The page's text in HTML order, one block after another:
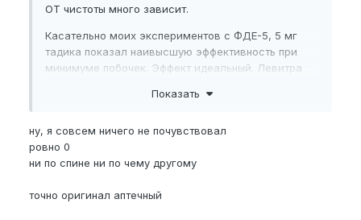
ОТ чистоты много зависит.
Касательно моих экспериментов с ФДЕ-5, 5 мг
тадика показал наивысшую эффективность при
минимуме побочек. Эффект идеальный. Левитра
Показать
ну, я совсем ничего не почувствовал
ровно 0
ни по спине ни по чему другому
точно оригинал аптечный